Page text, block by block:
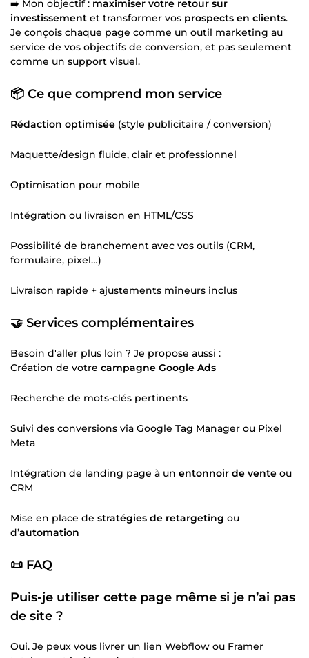
➡️ Mon objectif : maximiser votre retour sur
investissement et transformer vos prospects en clients.
Je conçois chaque page comme un outil marketing au
service de vos objectifs de conversion, et pas seulement
comme un support visuel.
📦 Ce que comprend mon service
Rédaction optimisée (style publicitaire / conversion)
Maquette/design fluide, clair et professionnel
Optimisation pour mobile
Intégration ou livraison en HTML/CSS
Possibilité de branchement avec vos outils (CRM,
formulaire, pixel…)
Livraison rapide + ajustements mineurs inclus
🤝 Services complémentaires
Besoin d'aller plus loin ? Je propose aussi :
Création de votre campagne Google Ads
Recherche de mots-clés pertinents
Suivi des conversions via Google Tag Manager ou Pixel
Meta
Intégration de landing page à un entonnoir de vente ou
CRM
Mise en place de stratégies de retargeting ou
d’automation
📜 FAQ
Puis-je utiliser cette page même si je n’ai pas
de site ?
Oui. Je peux vous livrer un lien Webflow ou Framer